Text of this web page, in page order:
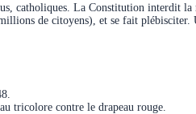
catholiques. La Constitution interdit
de citoyens), et se fait
tricolore contre le drapeau rouge.